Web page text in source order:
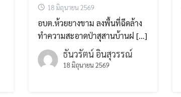
18 มิถุนายน 2569
อบต.ห้วยยางขาม ลงพื้นที่ฉีดล้าง
ทำความสะอาดป่าสุสานบ้านฝ […]
ธันวรัตน์ อินสุวรรณ์
18 มิถุนายน 2569